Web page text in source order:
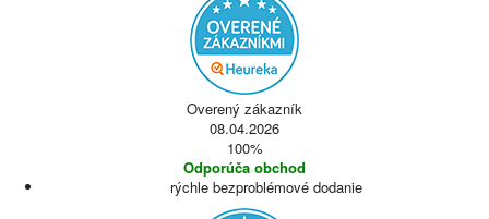
Overený zákazník
08.04.2026
100%
Odporúča obchod
rýchle bezproblémové dodanie